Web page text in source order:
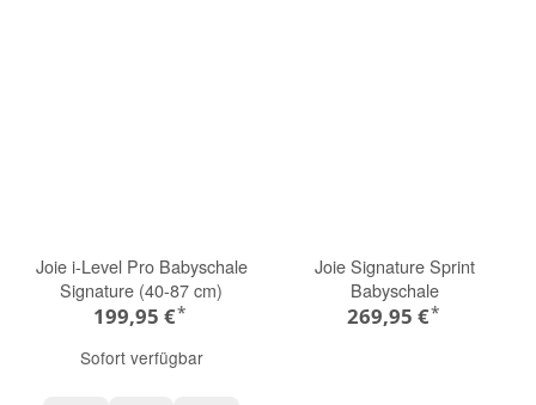
Joie i-Level Pro Babyschale
Signature (40-87 cm)
199,95 €*
Sofort verfügbar
Joie Signature Sprint
Babyschale
269,95 €*